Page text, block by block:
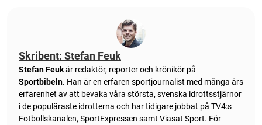
Skribent: Stefan Feuk
Stefan Feukär redaktör, reporter och krönikör på
Sportbibeln. Han är en erfaren sportjournalist med många års
erfarenhet av att bevaka våra största, svenska idrottsstjärnor
i de populäraste idrotterna och har tidigare jobbat på TV4:s
Fotbollskanalen, SportExpressen samt Viasat Sport. För